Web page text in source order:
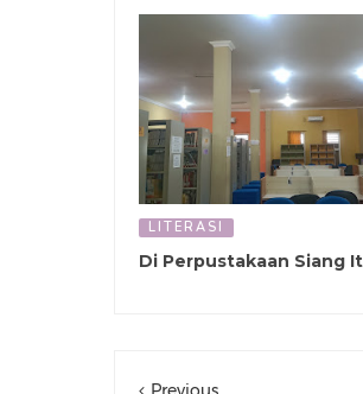
LITERASI
Di Perpustakaan Siang